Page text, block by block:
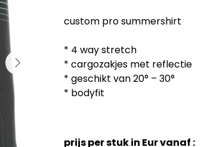
custom pro summershirt
* 4 way stretch
* cargozakjes met reflectie
* geschikt van 20° – 30°
* bodyfit
prijs per stuk in Eur vanaf :